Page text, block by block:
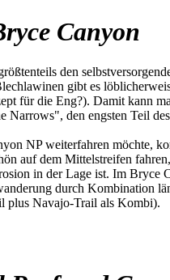
Canyon
den
gibt es
für die Eng?). Damit kann
Narrows", den engsten Teil
NP weiterfahren möchte,
auf dem Mittelstreifen
in der Lage ist. Im
durch Kombination
plus Navajo-Trail als Kombi).